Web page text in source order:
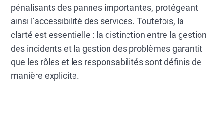
pénalisants des pannes importantes, protégeant
ainsi l’accessibilité des services. Toutefois, la
clarté est essentielle : la distinction entre la gestion
des incidents et la gestion des problèmes garantit
que les rôles et les responsabilités sont définis de
manière explicite.